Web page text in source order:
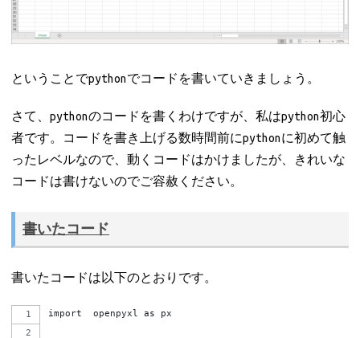
ということでpythonでコードを書いていきましょう。
さて、pythonのコードを書くわけですが、私はpython初心
者です。コードを書き上げる数時間前にpythonに初めて触
ったレベルなので、動くコードはかけましたが、きれいな
コードは書けないのでご容赦ください。
書いたコード
書いたコードは以下のとおりです。
import  openpyxl as px